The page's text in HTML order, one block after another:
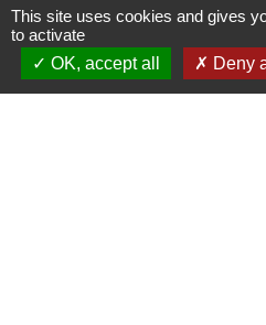
CE2 - Cycle 2 open_in_new
Ministère chargé de l'éducation
Programme
This site uses cookies and gives
to activate
OK, accept all
Deny